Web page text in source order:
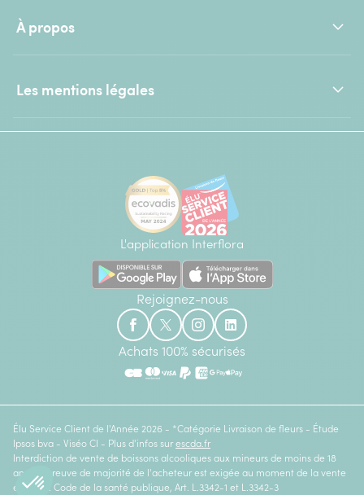
À propos
Les mentions légales
L'application Interflora
Rejoignez-nous
Achats 100% sécurisés
Élu Service Client de l'Année 2026 - *Catégorie Livraison de fleurs - Étude
Ipsos bva - Viséo CI - Plus d'infos sur escda.fr
Interdiction de vente de boissons alcooliques aux mineurs de moins de 18
ans. La preuve de majorité de l'acheteur est exigée au moment de la vente
en ligne. Code de la santé publique, Art. L.3342-1 et L.3342-3